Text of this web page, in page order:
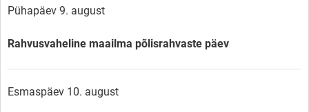
Pühapäev 9. august
Rahvusvaheline maailma põlisrahvaste päev
Esmaspäev 10. august